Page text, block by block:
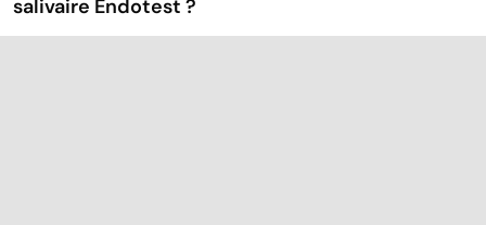
salivaire Endotest ?